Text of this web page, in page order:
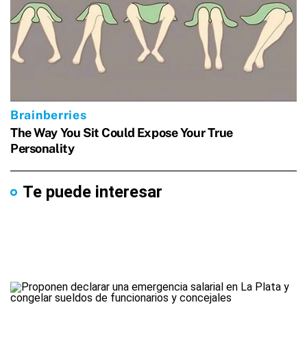
Te puede interesar